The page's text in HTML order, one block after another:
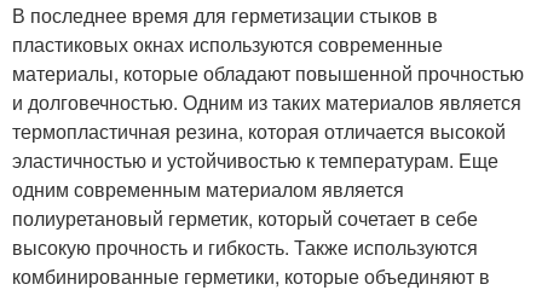
В последнее время для герметизации стыков в
пластиковых окнах используются современные
материалы, которые обладают повышенной прочностью
и долговечностью. Одним из таких материалов является
термопластичная резина, которая отличается высокой
эластичностью и устойчивостью к температурам. Еще
одним современным материалом является
полиуретановый герметик, который сочетает в себе
высокую прочность и гибкость. Также используются
комбинированные герметики, которые объединяют в